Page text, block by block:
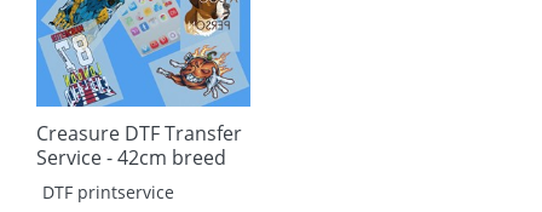
Creasure DTF Transfer
Service - 42cm breed
DTF printservice